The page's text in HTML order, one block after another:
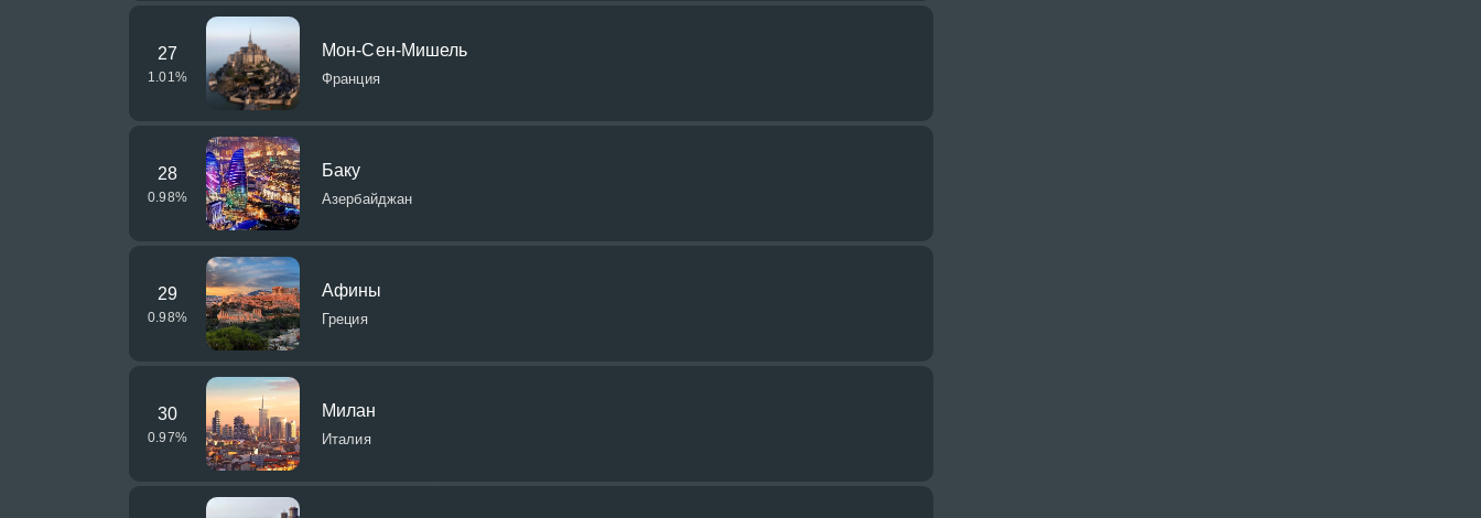
27
1.01 %
Мон-Сен-Мишель
Франция
28
0.98%
Баку
Азербайджан
29
0.98%
Афины
Греция
30
0.97%
Милан
Италия